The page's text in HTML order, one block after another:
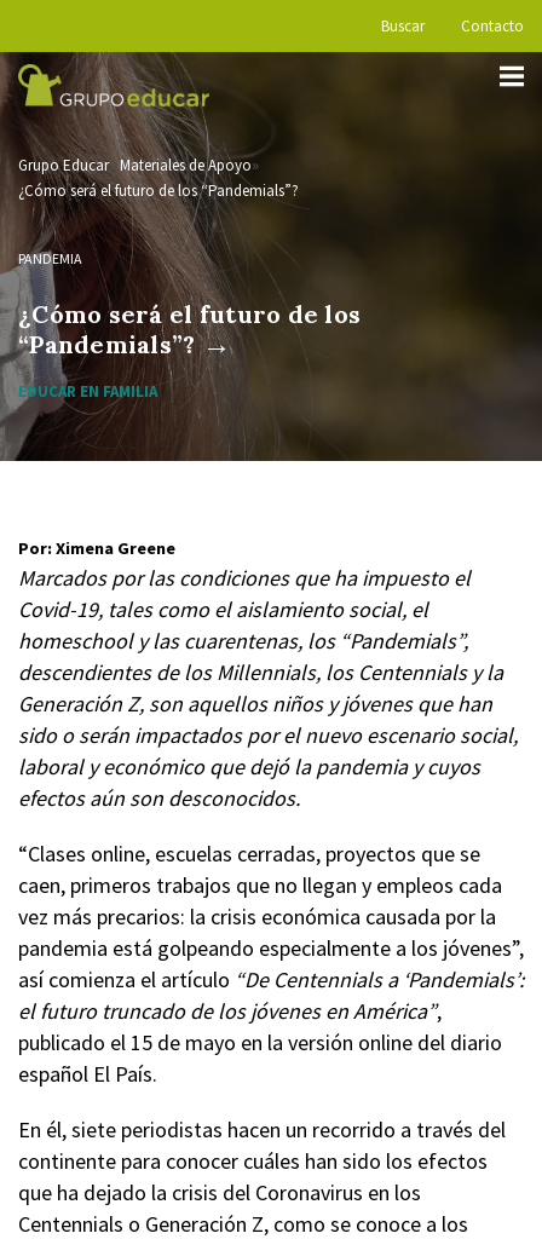
Buscar Contacto
Grupo Educar Materiales de Apoyo
¿Cómo será el futuro de los “Pandemials”?
PANDEMIA
¿Cómo será el futuro de los
“Pandemials”?→
EDUCAR EN FAMILIA
Por: Ximena Greene
Marcados por las condiciones que ha impuesto el
Covid-19, tales como el aislamiento social, el
homeschool y las cuarentenas, los “Pandemials”,
descendientes de los Millennials, los Centennials y la
Generación Z, son aquellos niños y jóvenes que han
sido o serán impactados por el nuevo escenario social,
laboral y económico que dejó la pandemia y cuyos
efectos aún son desconocidos.
“Clases online, escuelas cerradas, proyectos que se
caen, primeros trabajos que no llegan y empleos cada
vez más precarios: la crisis económica causada por la
pandemia está golpeando especialmente a los jóvenes”,
así comienza el artículo “De Centennials a ‘Pandemials’:
el futuro truncado de los jóvenes en América”,
publicado el 15 de mayo en la versión online del diario
español El País.
En él, siete periodistas hacen un recorrido a través del
continente para conocer cuáles han sido los efectos
que ha dejado la crisis del Coronavirus en los
Centennials o Generación Z, como se conoce a los